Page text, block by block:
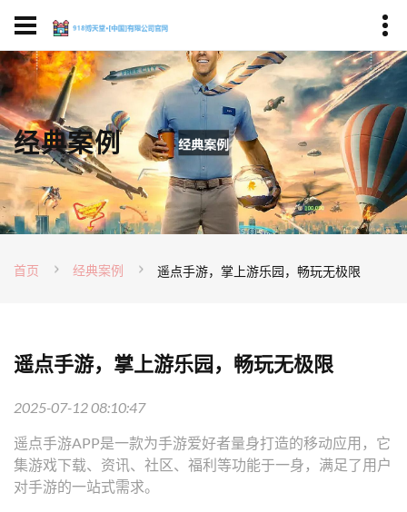
经典案例
首页 经典案例 遥点手游，掌上游乐园，畅玩无极限
遥点手游，掌上游乐园，畅玩无极限
2025-07-12 08:10:47
遥点手游APP是一款为手游爱好者量身打造的移动应用，它
集游戏下载、资讯、社区、福利等功能于一身，满足了用户
对手游的一站式需求。